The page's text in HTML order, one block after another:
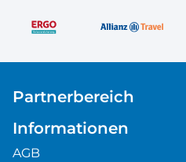
Partnerbereich
Informationen
AGB